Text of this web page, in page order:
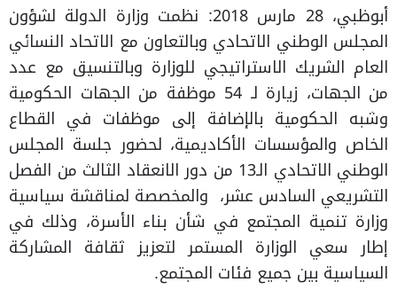
أبوظبي، 28 مارس 2018: نظمت وزارة الدولة لشؤون
المجلس الوطني الاتحادي وبالتعاون مع الاتحاد النسائي
العام الشريك الاستراتيجي للوزارة وبالتنسيق مع عدد
من الجهات، زيارة لـ 54 موظفة من الجهات الحكومية
وشبه الحكومية بالإضافة إلى موظفات في القطاع
الخاص والمؤسسات الأكاديمية، لحضور جلسة المجلس
الوطني الاتحادي الـ13 من دور الانعقاد الثالث من الفصل
التشريعي السادس عشر، والمخصصة لمناقشة سياسية
وزارة تنمية المجتمع في شأن بناء الأسرة، وذلك في
إطار سعي الوزارة المستمر لتعزيز ثقافة المشاركة
السياسية بين جميع فئات المجتمع.